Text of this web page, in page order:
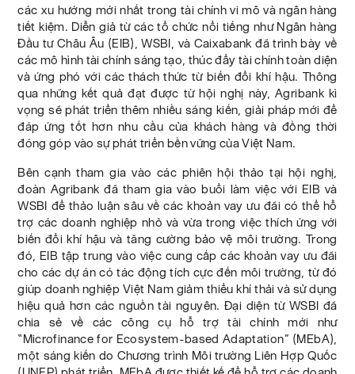
các xu hướng mới nhất trong tài chính vi mô và ngân hàng
tiết kiệm. Diễn giả từ các tổ chức nổi tiếng như Ngân hàng
Đầu tư Châu Âu (EIB), WSBI, và Caixabank đã trình bày về
các mô hình tài chính sáng tạo, thúc đẩy tài chính toàn diện
và ứng phó với các thách thức từ biến đổi khí hậu. Thông
qua những kết quả đạt được từ hội nghị này, Agribank kì
vọng sẽ phát triển thêm nhiều sáng kiến, giải pháp mới để
đáp ứng tốt hơn nhu cầu của khách hàng và đồng thời
đóng góp vào sự phát triển bền vững của Việt Nam.
Bên cạnh tham gia vào các phiên hội thảo tại hội nghị,
đoàn Agribank đã tham gia vào buổi làm việc với EIB và
WSBI để thảo luận sâu về các khoản vay ưu đãi có thể hỗ
trợ các doanh nghiệp nhỏ và vừa trong việc thích ứng với
biến đổi khí hậu và tăng cường bảo vệ môi trường. Trong
đó, EIB tập trung vào việc cung cấp các khoản vay ưu đãi
cho các dự án có tác động tích cực đến môi trường, từ đó
giúp doanh nghiệp Việt Nam giảm thiểu khí thải và sử dụng
hiệu quả hơn các nguồn tài nguyên. Đại diện từ WSBI đã
chia sẻ về các công cụ hỗ trợ tài chính mới như
“Microfinance for Ecosystem-based Adaptation” (MEbA),
một sáng kiến do Chương trình Môi trường Liên Hợp Quốc